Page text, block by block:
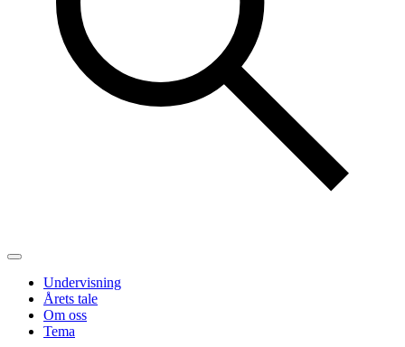
Undervisning
Årets tale
Om oss
Tema